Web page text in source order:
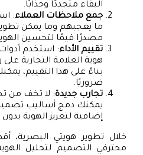
البقاء متجددًا وجذابًا.
جمع ملاحظات العملاء:
ما يعجبهم وما يمكن
مصدرًا قيمًا لتحسين
تقييم الأداء: استخدم أدوات
هوية العلامة التجارية
بناءً على هذا التقييم،
ضروريًا.
تجارب جديدة: لا تخف من
يمكنك دمج أساليب تصميم
إضافية لتعزيز الهوية
خلال تطوير هويتي
محترفي التصميم لتحليل